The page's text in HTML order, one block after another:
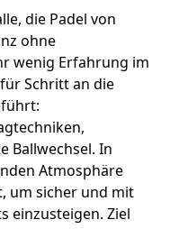
die Padel von
ohne
wenig Erfahrung im
Schritt an die
Ballwechsel. In
Atmosphäre
um sicher und mit
einzusteigen. Ziel